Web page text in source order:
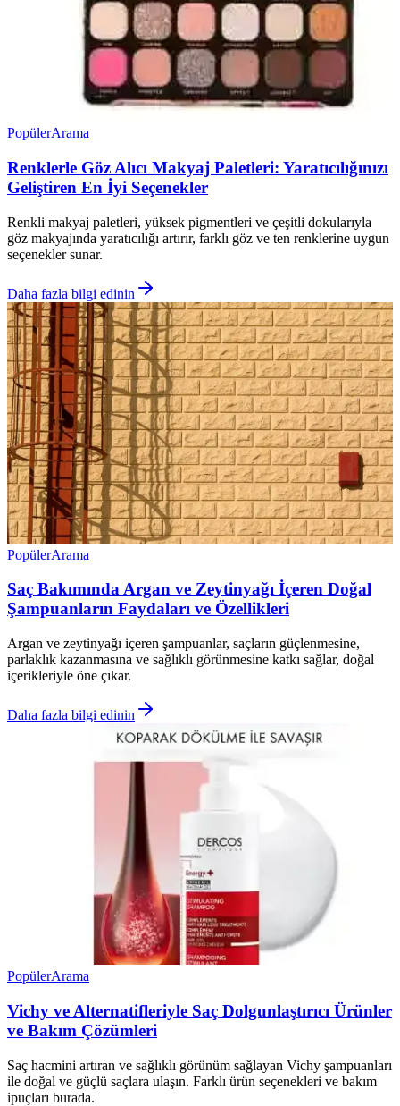
PopülerArama
Renklerle Göz Alıcı Makyaj Paletleri: Yaratıcılığınızı
Geliştiren En İyi Seçenekler
Renkli makyaj paletleri, yüksek pigmentleri ve çeşitli dokularıyla
göz makyajında yaratıcılığı artırır, farklı göz ve ten renklerine uygun
seçenekler sunar.
Daha fazla bilgi edinin
PopülerArama
Saç Bakımında Argan ve Zeytinyağı İçeren Doğal
Şampuanların Faydaları ve Özellikleri
Argan ve zeytinyağı içeren şampuanlar, saçların güçlenmesine,
parlaklık kazanmasına ve sağlıklı görünmesine katkı sağlar, doğal
içerikleriyle öne çıkar.
Daha fazla bilgi edinin
PopülerArama
Vichy ve Alternatifleriyle Saç Dolgunlaştırıcı Ürünler
ve Bakım Çözümleri
Saç hacmini artıran ve sağlıklı görünüm sağlayan Vichy şampuanları
ile doğal ve güçlü saçlara ulaşın. Farklı ürün seçenekleri ve bakım
ipuçları burada.